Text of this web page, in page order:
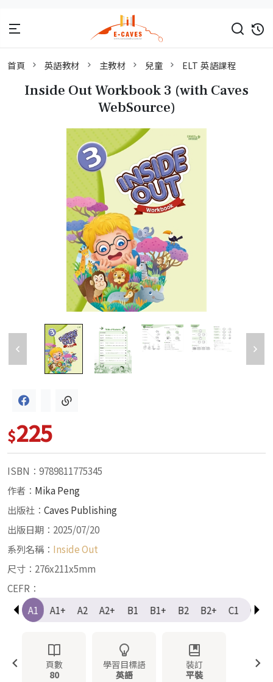
首頁 英語教材 主教材 兒童 ELT 英語課程
Inside Out Workbook 3 (with Caves
WebSource)
$225
ISBN：9789811775345
作者： Mika Peng
出版社： Caves Publishing
出版日期：2025/07/20
系列名稱： Inside Out
尺寸：276x211x5mm
CEFR：
A1
A1 A1+ A2 A2+ B1 B1+ B2 B2+ C1 C1+
頁數
80
學習目標語
英語
裝訂
平裝